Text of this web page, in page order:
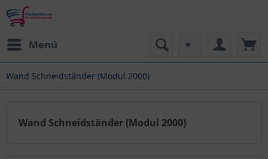
Menü
Wand Schneidständer (Modul 2000)
Wand Schneidständer (Modul 2000)